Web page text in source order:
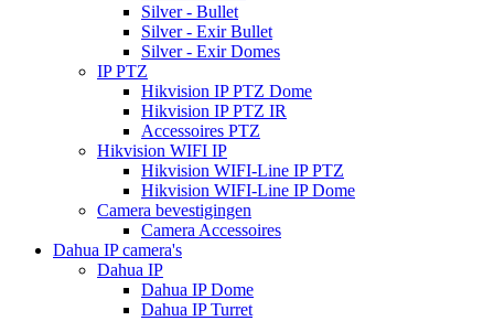
Silver - Bullet
Silver - Exir Bullet
Silver - Exir Domes
IP PTZ
Hikvision IP PTZ Dome
Hikvision IP PTZ IR
Accessoires PTZ
Hikvision WIFI IP
Hikvision WIFI-Line IP PTZ
Hikvision WIFI-Line IP Dome
Camera bevestigingen
Camera Accessoires
Dahua IP camera's
Dahua IP
Dahua IP Dome
Dahua IP Turret